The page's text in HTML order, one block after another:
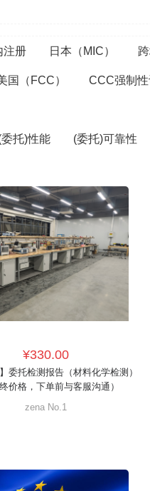
注册 日本（MIC）
国（FCC） CCC强制
委托)性能 (委托)可靠性
¥330.00
委托检测报告（材料化学检测）
终价格，下单前与客服沟通）
zena No.1